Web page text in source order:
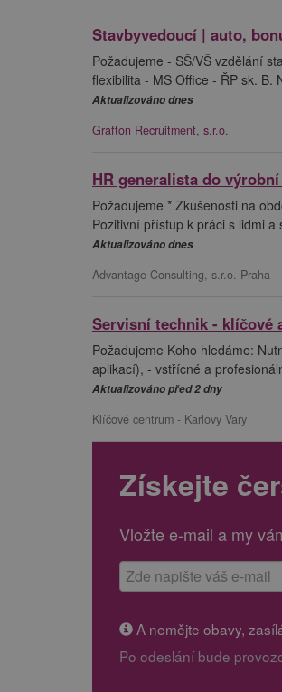
Stavbyvedoucí | auto,
Požadujeme - SŠ/VŠ vzdělání
flexibilita - MS Office - ŘP sk.
Aktualizováno dnes
Grafton Recruitment, s.r.o.
HR generalista do
Požadujeme * Zkušenosti na
Pozitivní přístup k práci s lidmi
Aktualizováno dnes
Advantage Consulting, s.r.o. Praha
Servisní technik - klíčové
Požadujeme Koho hledáme:
aplikací), - vstřícné a
Aktualizováno před 2 dny
Klíčové centrum - Karlovy Vary
Získejte
Vložte e-mail a my
A nemějte obavy,
Po odeslání bude